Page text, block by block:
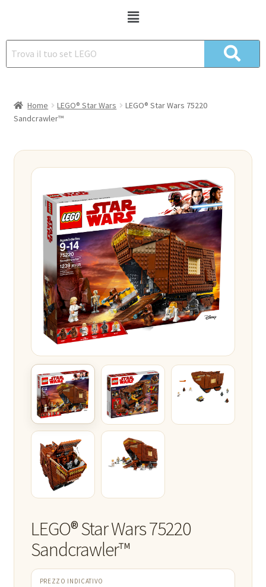
Home LEGO® Star Wars
LEGO® Star Wars 75220
Sandcrawler™
LEGO® Star Wars 75220
Sandcrawler™
PREZZO INDICATIVO